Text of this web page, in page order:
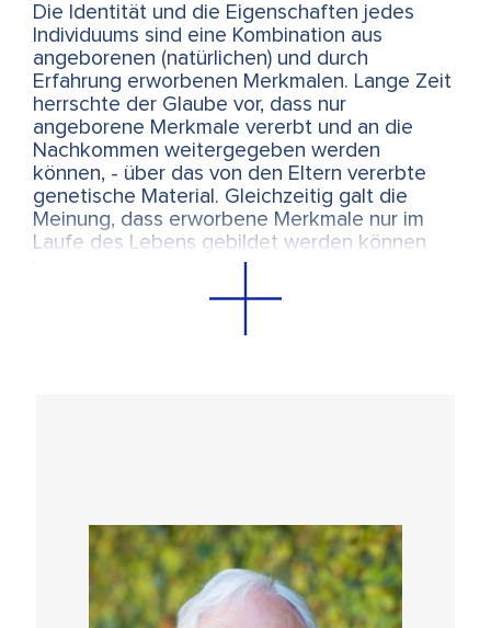
Die Identität und die Eigenschaften jedes
Individuums sind eine Kombination aus
angeborenen (natürlichen) und durch
Erfahrung erworbenen Merkmalen. Lange Zeit
herrschte der Glaube vor, dass nur
angeborene Merkmale vererbt und an die
Nachkommen weitergegeben werden
können, - über das von den Eltern vererbte
genetische Material. Gleichzeitig galt die
Meinung, dass erworbene Merkmale nur im
Laufe des Lebens gebildet werden können
und nicht vererbbar sind. Jüngste
verändert und aufgezeigt, dass erworbene
Missbrauch, schlechte Ernährung oder die
Exposition gegenüber endokrinen Stoffen,
insbesondere in der Kindheit, die psychische
und physische Gesundheit der betroffenen